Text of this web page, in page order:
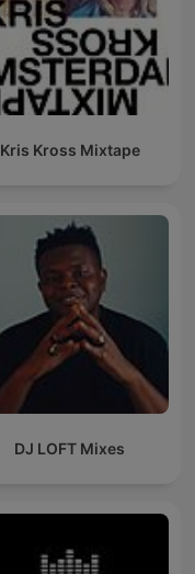
Kris Kross Mixtape
DJ LOFT Mixes